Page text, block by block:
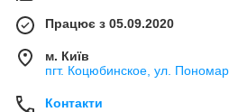
Працює з 05.09.2020
м. Київ
пгт. Коцюбинское, ул.
Контакти